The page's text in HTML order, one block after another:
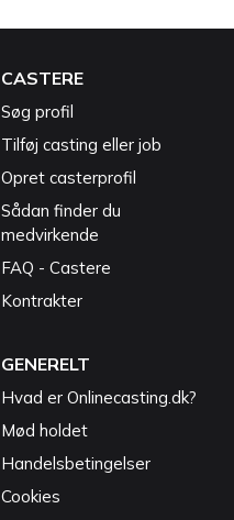
CASTERE
Søg profil
Tilføj casting eller job
Opret casterprofil
Sådan finder du
medvirkende
FAQ - Castere
Kontrakter
GENERELT
Hvad er Onlinecasting.dk?
Mød holdet
Handelsbetingelser
Cookies